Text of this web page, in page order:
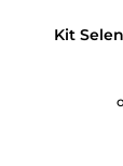
Kit